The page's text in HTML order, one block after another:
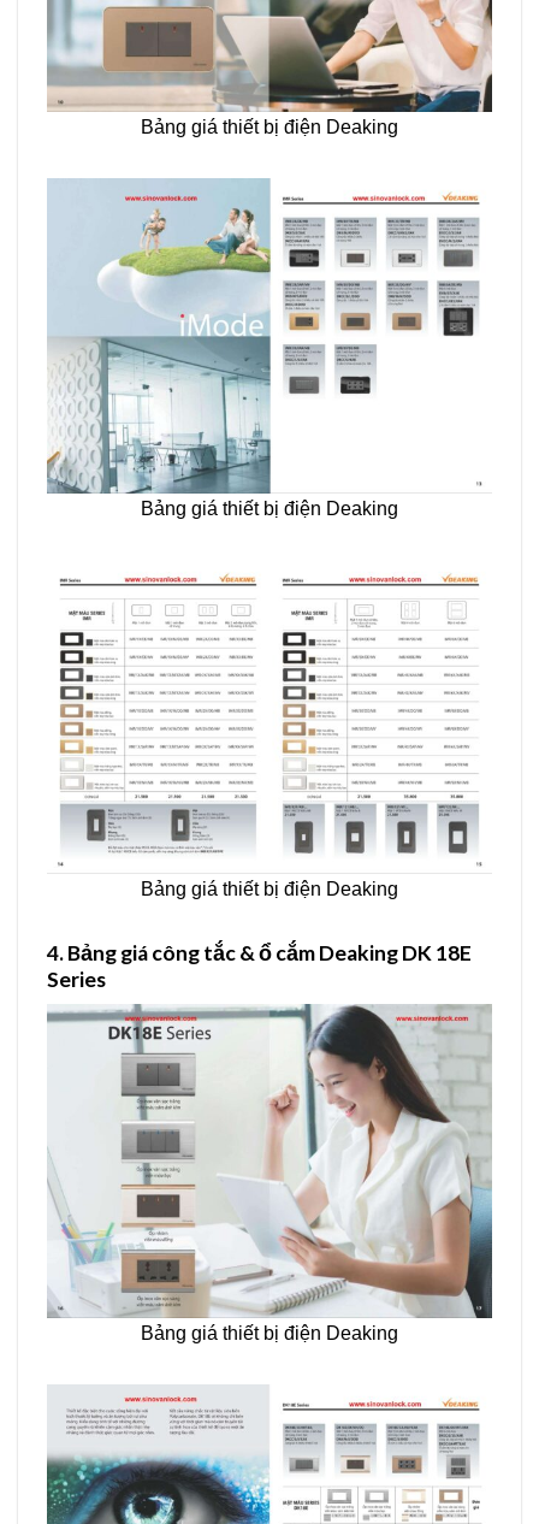
Bảng giá thiết bị điện Deaking
Bảng giá thiết bị điện Deaking
Bảng giá thiết bị điện Deaking
4.Bảng giá công tắc & ổ cắm Deaking DK 18E
Series
Bảng giá thiết bị điện Deaking